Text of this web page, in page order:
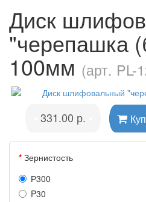
Диск
"черепашка
100мм (арт. PL-
331.00 р.
Зернистость
Р300
P30